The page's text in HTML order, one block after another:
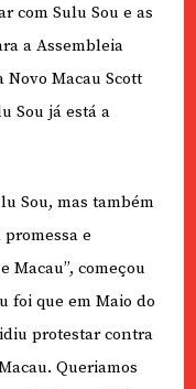
com Sulu Sou e as
a Assembleia
Macau Scott
Sou já está a
Sou, mas também
e
Macau”, começou
foi que em Maio do
protestar contra
Queriamos